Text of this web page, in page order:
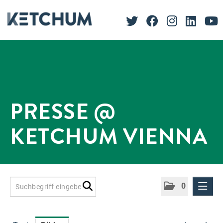
PRESSE @
KETCHUM VIENNA
0